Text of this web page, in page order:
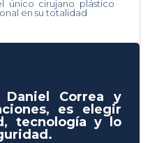
único cirujano plástico
en su totalidad
Correa y
es elegir
tecnología y lo